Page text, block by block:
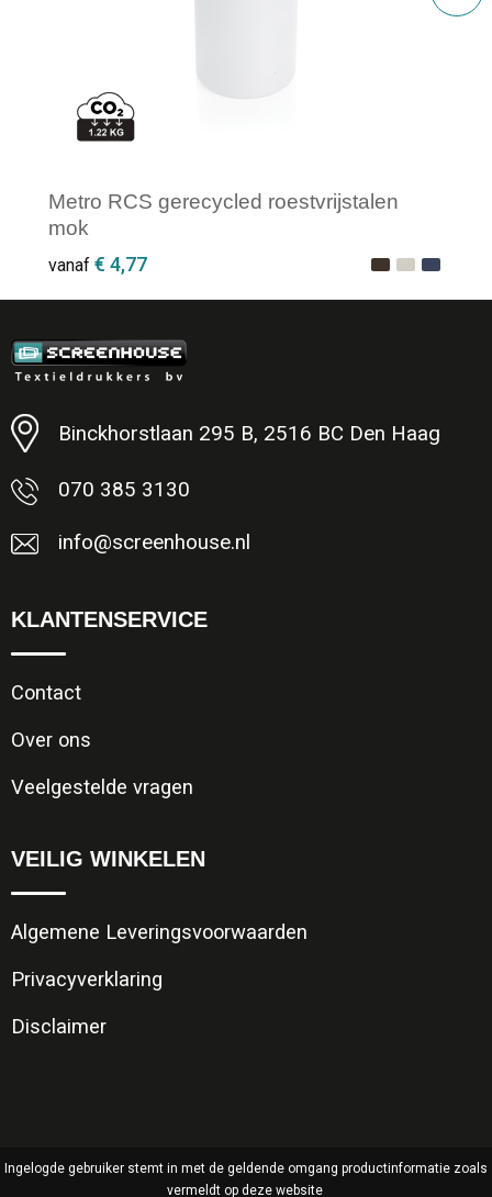
Metro RCS gerecycled roestvrijstalen
mok
vanaf € 4,77
Minimale afname: 1
Binckhorstlaan 295 B, 2516 BC Den Haag
070 385 3130
info@screenhouse.nl
KLANTENSERVICE
Contact
Over ons
Veelgestelde vragen
VEILIG WINKELEN
Algemene Leveringsvoorwaarden
Privacyverklaring
Disclaimer
Ingelogde gebruiker stemt in met de geldende omgang productinformatie zoals
vermeldt op deze website